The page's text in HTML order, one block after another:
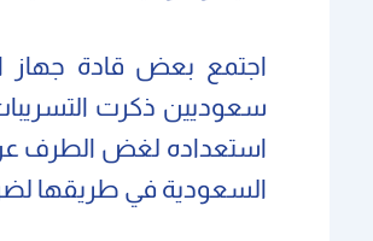
اجتمع بعض قادة جهاز
سعوديين ذكرت
استعداده لغض الطرف عن
السعودية في طريقها